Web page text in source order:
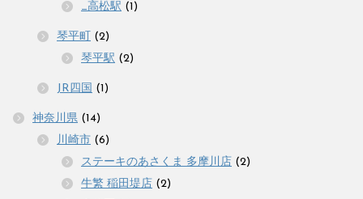
_高松駅 (1)
琴平町 (2)
琴平駅 (2)
JR四国 (1)
神奈川県 (14)
川崎市 (6)
ステーキのあさくま 多摩川店 (2)
牛繁 稲田堤店 (2)